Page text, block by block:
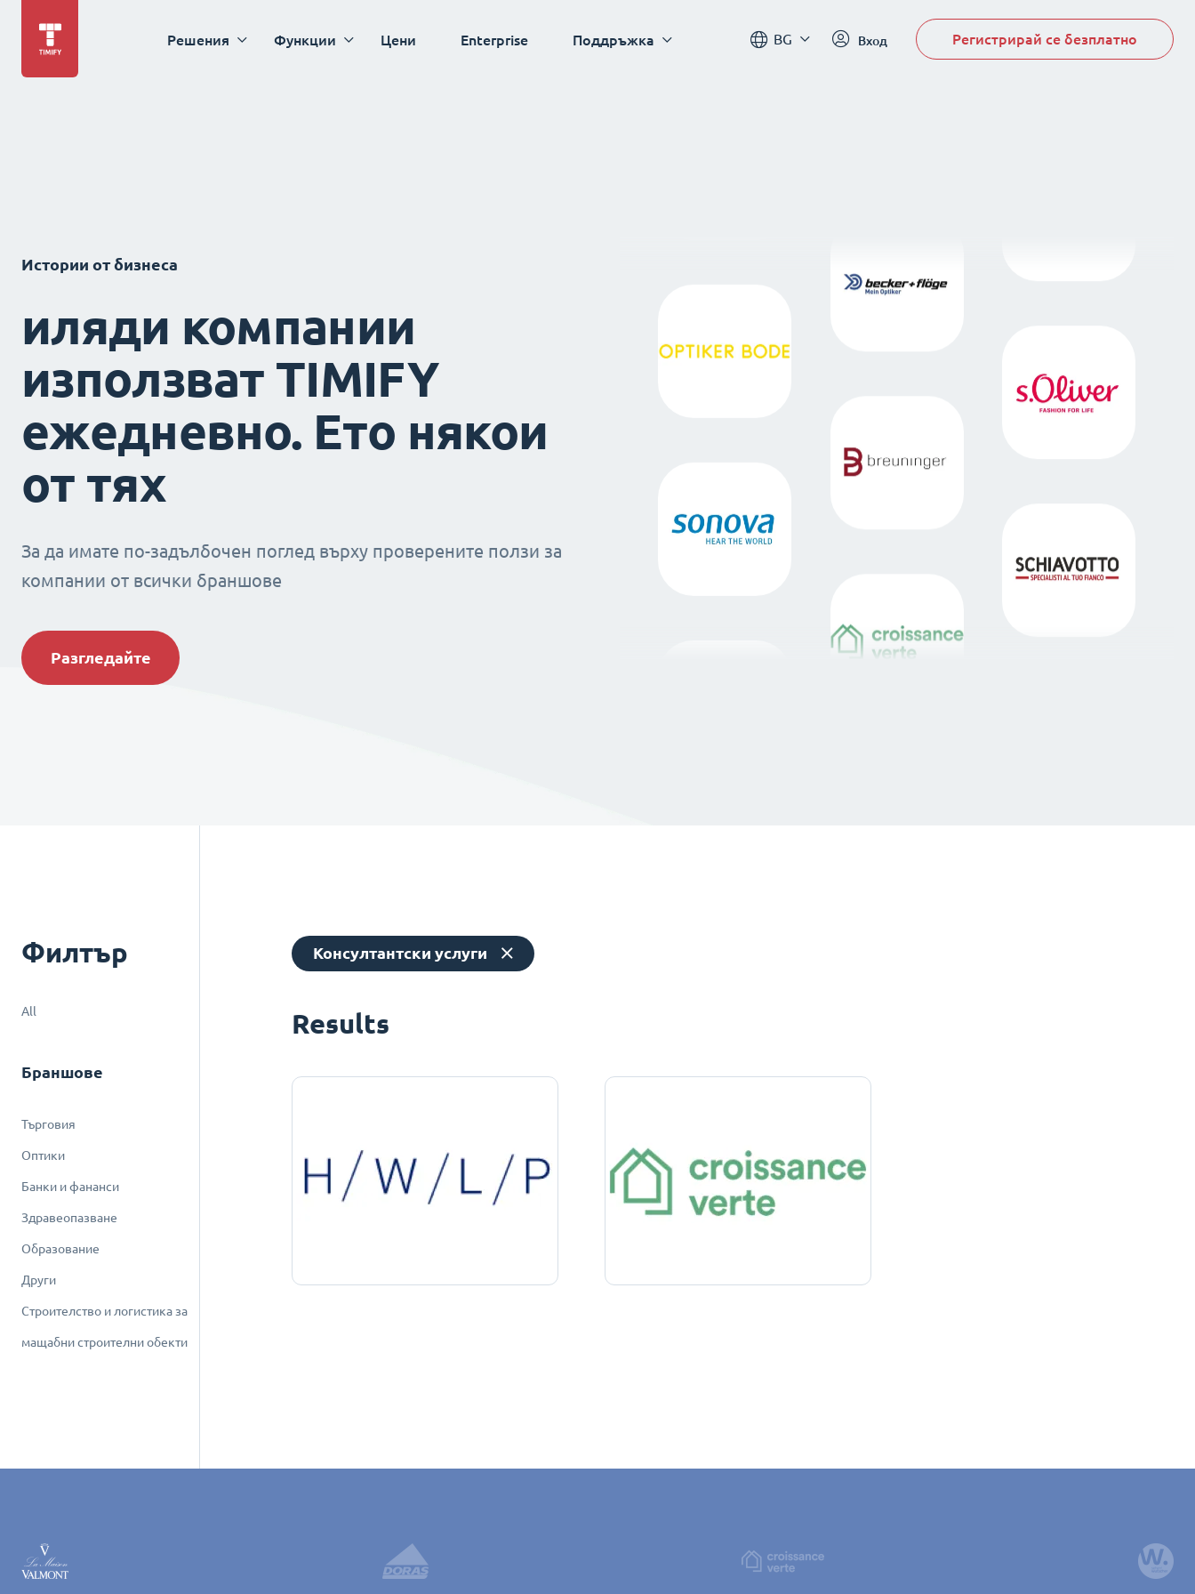
Решения Функции Цени Enterprise Поддръжка BG Вход Регистрирай се безплатно
Истории от бизнеса
иляди компании
използват TIMIFY
ежедневно. Ето някои
от тях
За да имате по-задълбочен поглед върху проверените ползи за
компании от всички браншове
Разгледайте
Филтър
All
Браншове
Търговия
Оптики
Банки и фананси
Здравеопазване
Образование
Други
Строителство и логистика за
мащабни строителни обекти
Консултантски услуги
Results